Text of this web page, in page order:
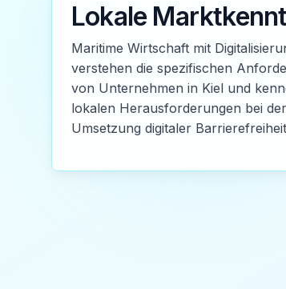
Lokale
Maritime Wirtschaft mit
verstehen die spezifischen
von Unternehmen in Kiel und
lokalen Herausforderungen bei der
Umsetzung digitaler